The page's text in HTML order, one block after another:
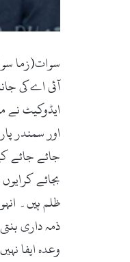
سوات(زما
آئی اے کی
ایڈوکیٹ نے
اور سمندر
جائے جائے
بجائے
ظلم ہیں۔
ذمہ داری
وعدہ ایفا